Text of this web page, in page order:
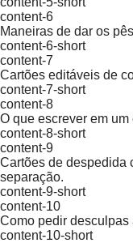
content-6
Maneiras de dar os
content-6-short
content-7
Cartões editáveis de
content-7-short
content-8
O que escrever em
content-8-short
content-9
Cartões de despedida
separação.
content-9-short
content-10
Como pedir desculpas
content-10-short